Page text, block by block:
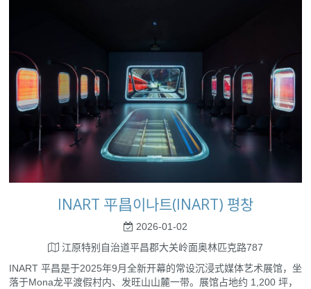
INART 平昌이나트(INART) 평창
2026-01-02
江原特别自治道平昌郡大关岭面奥林匹克路787
INART 平昌是于2025年9月全新开幕的常设沉浸式媒体艺术展馆，坐
落于Mona龙平渡假村内、发旺山山麓一带。展馆占地约 1,200 坪，